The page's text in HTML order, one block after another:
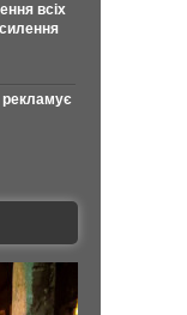
всіх
рекламує